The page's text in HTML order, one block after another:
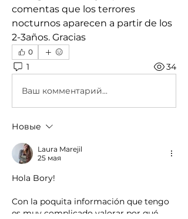
comentas que los terrores
nocturnos aparecen a partir de los
2-3años. Gracias
0
1 34
Ваш комментарий...
Новые
Laura Marejil
25 мая
Hola Bory!
Con la poquita información que tengo
es muy complicado valorar por qué